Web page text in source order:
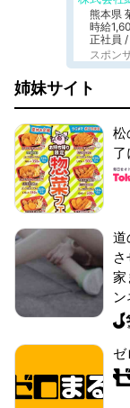
熊本県
時給
正社員
スポン
姉妹サイト
松
道
家
ン
ゼ